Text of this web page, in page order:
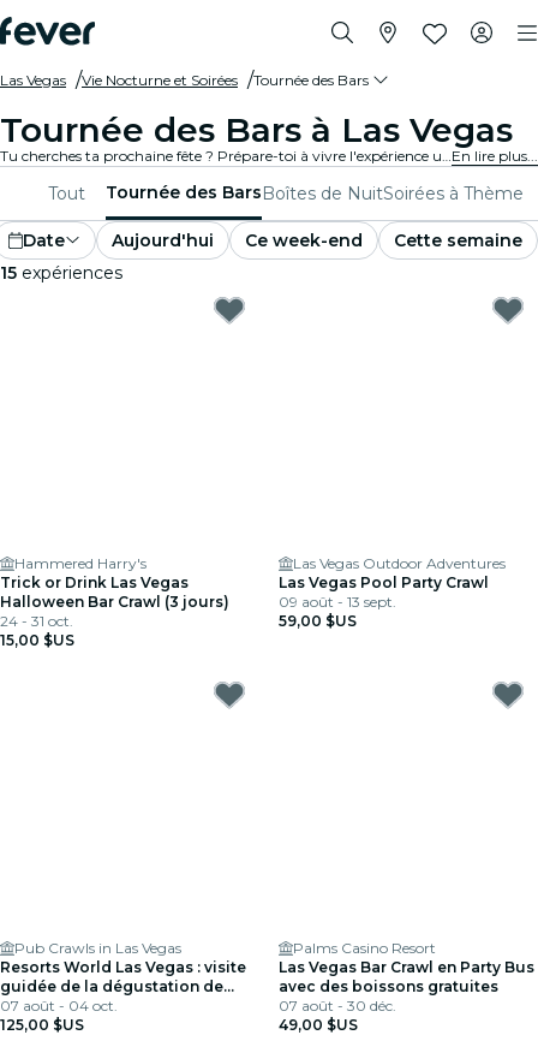
Las Vegas Vie Nocturne et Soirées Tournée des Bars
Tournée des Bars à Las Vegas
Tu cherches ta prochaine fête ? Prépare-toi à vivre l'expérience ultime de la tournée des bars à Las Vegas ! Passe d'un bar à l'autre, en savourant de délicieuses boissons et en rencontrant de nouveaux amis en chemin. Ne manque pas les meilleures tournées des bars que Las Vegas a à offrir !En lire plus...
Tout Tournée des BarsBoîtes de NuitSoirées à Thème
Date Aujourd'hui Ce week-end
Cette semaine
15 expériences
Hammered Harry's
Trick or Drink Las Vegas
Halloween Bar Crawl (3 jours)
24 - 31 oct.
15,00 $US
Las Vegas Outdoor Adventures
Las Vegas Pool Party Crawl
09 août - 13 sept.
59,00 $US
Pub Crawls in Las Vegas
Resorts World Las Vegas : visite
guidée de la dégustation de
cocktails + dégustations de
nourriture
07 août - 04 oct.
125,00 $US
Palms Casino Resort
Las Vegas Bar Crawl en Party Bus
avec des boissons gratuites
07 août - 30 déc.
49,00 $US